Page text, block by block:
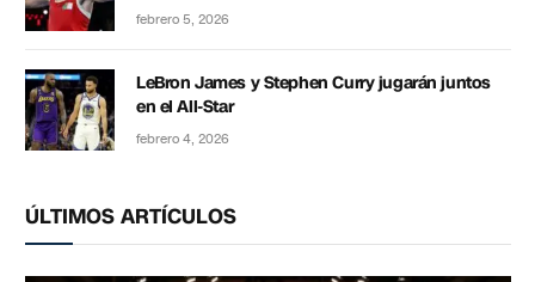
febrero 5, 2026
LeBron James y Stephen Curry jugarán juntos
en el All-Star
febrero 4, 2026
ÚLTIMOS ARTÍCULOS